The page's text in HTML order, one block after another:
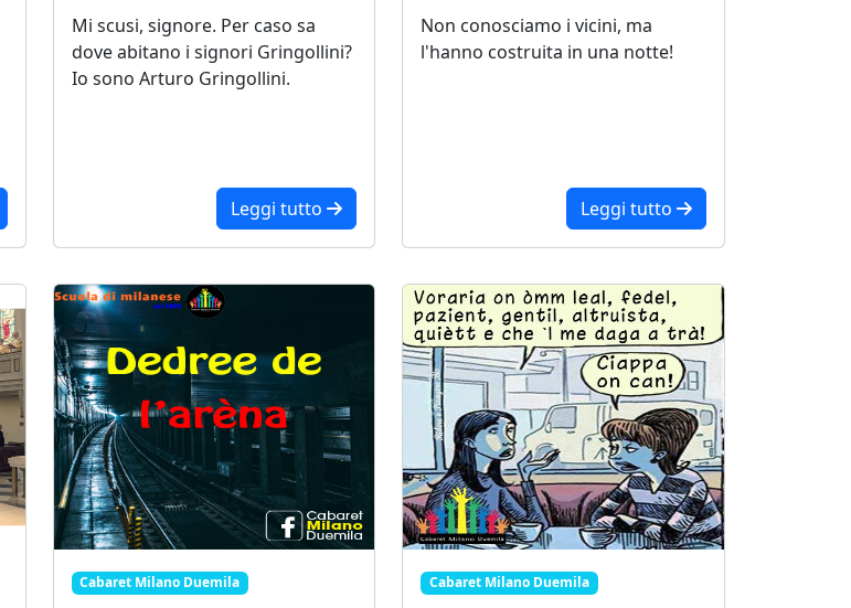
Mi scusi, signore. Per caso sa
dove abitano i signori Gringollini?
Io sono Arturo Gringollini.
Leggi tutto
Non conosciamo i vicini, ma
l'hanno costruita in una notte!
Leggi tutto
Cabaret Milano Duemila Cabaret Milano Duemila